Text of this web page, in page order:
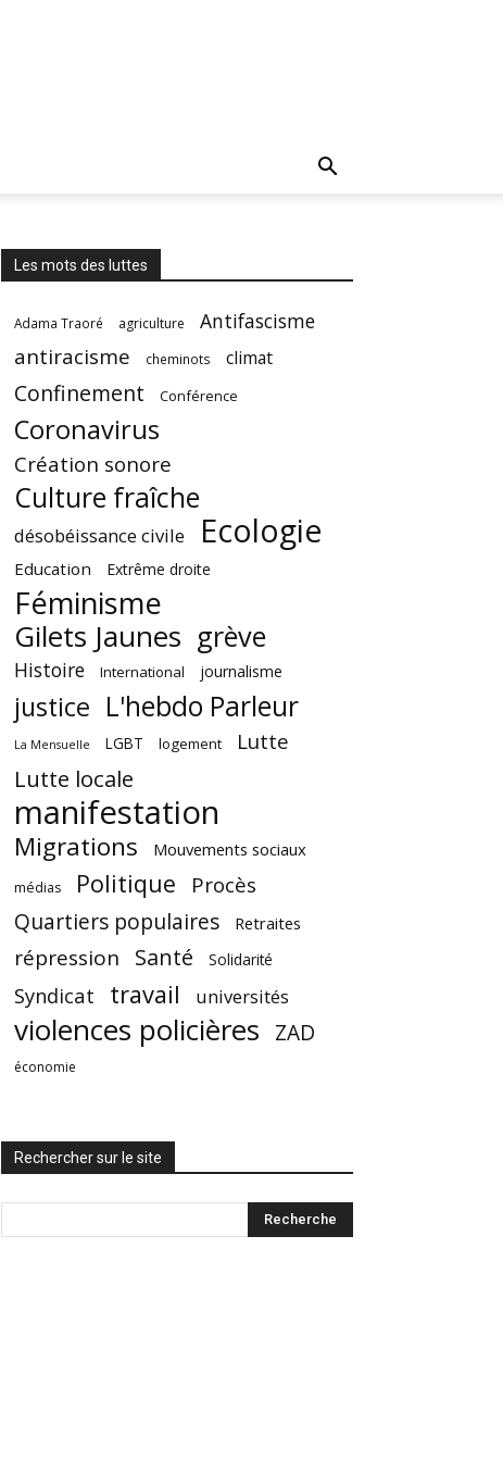
Les mots des luttes
Adama Traoré agriculture Antifascisme
antiracisme cheminots climat
Confinement Conférence
Coronavirus
Création sonore
Culture fraîche
désobéissance civile Ecologie
Education Extrême droite
Féminisme
Gilets Jaunes grève
Histoire International journalisme
justice L'hebdo Parleur
La Mensuelle LGBT logement Lutte
Lutte locale
manifestation
Migrations Mouvements sociaux
médias Politique Procès
Quartiers populaires Retraites
répression Santé Solidarité
Syndicat travail universités
violences policières ZAD
économie
Rechercher sur le site